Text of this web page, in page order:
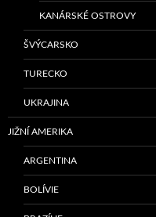
KANÁRSKÉ OSTROVY
ŠVÝCARSKO
TURECKO
UKRAJINA
JIŽNÍ AMERIKA
ARGENTINA
BOLÍVIE